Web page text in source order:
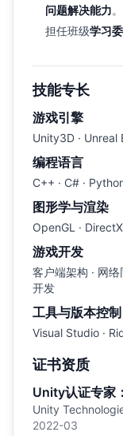
问题解决能力。
担任班级学习
技能专长
游戏引擎
Unity3D ·
编程语言
C++ · C# ·
图形学与渲染
OpenGL ·
游戏开发
客户端架构 · 网络
开发
工具与版本控制
Visual Studio ·
证书资质
Unity认证专家
Unity
2022-03